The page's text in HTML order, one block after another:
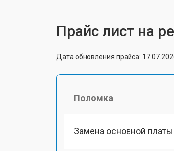
Прайс лист на
Дата обновления прайса:
Поломка
Замена основной платы